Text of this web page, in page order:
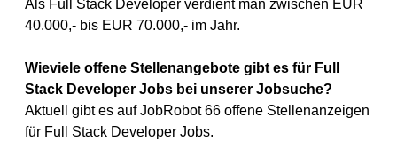
Als Full Stack Developer verdient man zwischen EUR
40.000,- bis EUR 70.000,- im Jahr.
Wieviele offene Stellenangebote gibt es für Full
Stack Developer Jobs bei unserer Jobsuche?
Aktuell gibt es auf JobRobot 66 offene Stellenanzeigen
für Full Stack Developer Jobs.